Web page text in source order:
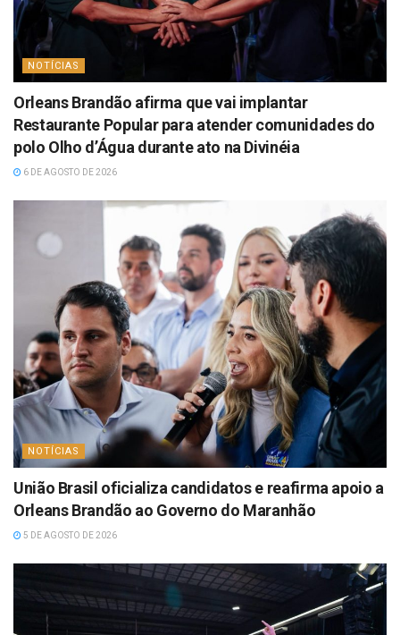
NOTÍCIAS
Orleans Brandão afirma que vai implantar
Restaurante Popular para atender comunidades do
polo Olho d’Água durante ato na Divinéia
6 DE AGOSTO DE 2026
NOTÍCIAS
União Brasil oficializa candidatos e reafirma apoio a
Orleans Brandão ao Governo do Maranhão
5 DE AGOSTO DE 2026